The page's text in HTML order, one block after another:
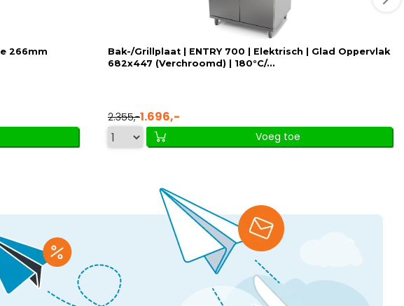
266mm
Bak-/Grillplaat | ENTRY 700 | Elektrisch | Glad Oppervlak
682x447 (Verchroomd) | 180°C/...
2.355,-1.696,-
Voeg toe